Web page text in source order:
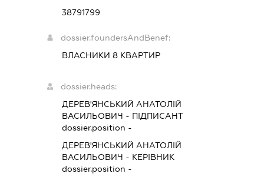
38791799
dossier.foundersAndBenef:
ВЛАСНИКИ 8 КВАРТИР
dossier.heads:
ДЕРЕВ'ЯНСЬКИЙ АНАТОЛІЙ
ВАСИЛЬОВИЧ - ПІДПИСАНТ
dossier.position -
ДЕРЕВ'ЯНСЬКИЙ АНАТОЛІЙ
ВАСИЛЬОВИЧ - КЕРІВНИК
dossier.position -